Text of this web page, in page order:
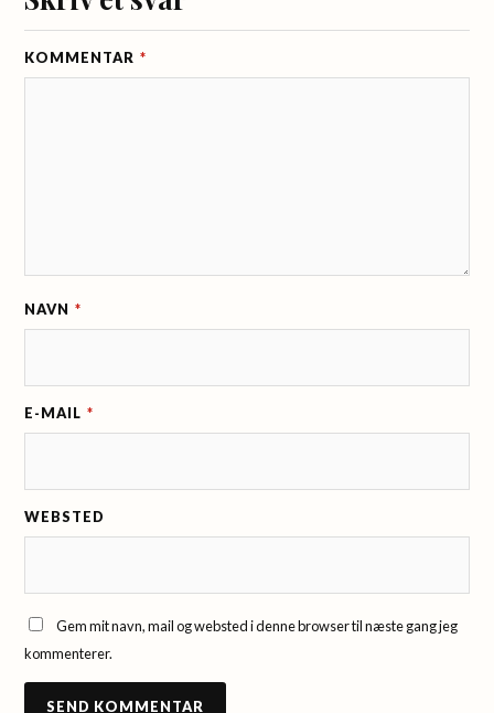
KOMMENTAR *
NAVN *
E-MAIL *
WEBSTED
Gem mit navn, mail og websted i denne browser til næste gang jeg
kommenterer.